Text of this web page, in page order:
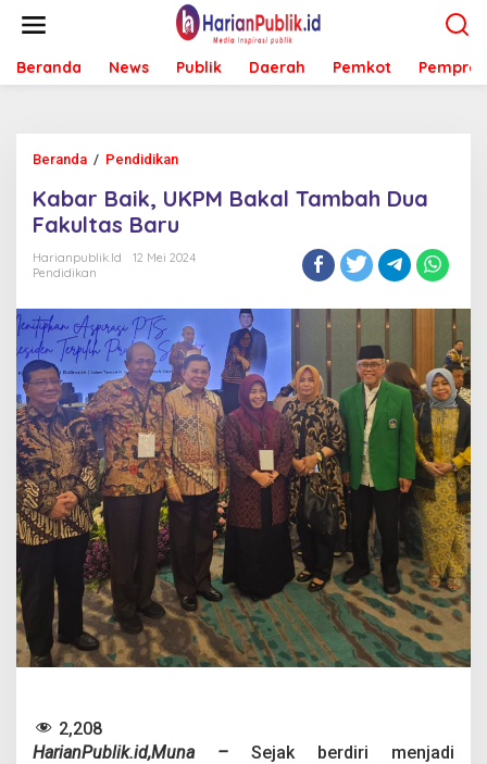
t
Beranda News Publik Daerah Pemkot Pemprov
Beranda / Pendidikan
b
B
,
U
K
P
M
B
a
k
a
a
D
u
k
Kabar Baik, UKPM Bakal Tambah Dua
Fakultas Baru
Harianpublik.id
12 Mei 2024
Pendidikan
2,208
HarianPublik.id,Muna –
Sejak berdiri menjadi